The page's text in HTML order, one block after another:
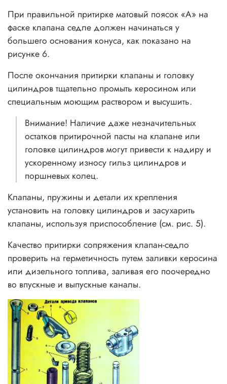
При правильной притирке матовый поясок «А» на
фаске клапана седле должен начинаться у
большего основания конуса, как показано на
рисунке 6.
После окончания притирки клапаны и головку
цилиндров тщательно промыть керосином или
специальным моющим раствором и высушить.
Внимание! Наличие даже незначительных
остатков притирочной пасты на клапане или
головке цилиндров могут привести к надиру и
ускоренному износу гильз цилиндров и
поршневых колец.
Клапаны, пружины и детали их крепления
установить на головку цилиндров и засухарить
клапаны, используя приспособление (см. рис. 5).
Качество притирки сопряжения клапан-седло
проверить на герметичность путем заливки керосина
или дизельного топлива, заливая его поочередно
во впускные и выпускные каналы.